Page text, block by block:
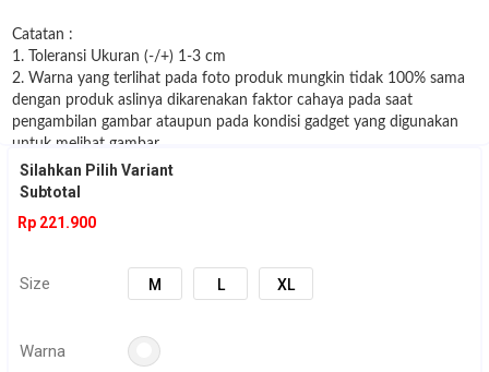
Catatan :
1. Toleransi Ukuran (-/+) 1-3 cm
2. Warna yang terlihat pada foto produk mungkin tidak 100% sama
dengan produk aslinya dikarenakan faktor cahaya pada saat
pengambilan gambar ataupun pada kondisi gadget yang digunakan
untuk melihat gambar
3. Disarankan sebelum order check stock dulu ke admin :)
Silahkan Pilih Variant
Subtotal
Rp 221.900
Size M L XL
Warna